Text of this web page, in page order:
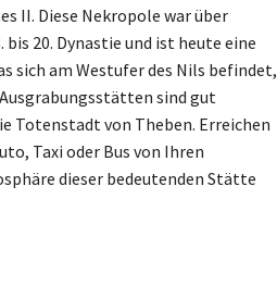
II. Diese Nekropole war über
20. Dynastie und ist heute eine
sich am Westufer des Nils befindet,
sind gut
Totenstadt von Theben. Erreichen
Taxi oder Bus von Ihren
dieser bedeutenden Stätte